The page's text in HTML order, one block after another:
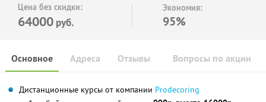
Цена без скидки:
64000 руб.
Экономия:
95%
Основное Отзывы Вопросы по акции
Адреса
Дистанционные курсы от компании Prodecoring